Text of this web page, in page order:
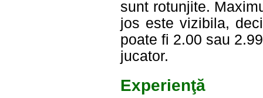
sunt rotunjite.
jos este vizibila,
poate fi 2.00 sau
jucator.
Experienţă